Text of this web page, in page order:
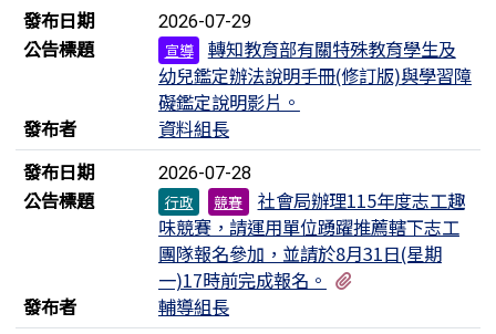
發布日期
2026-07-29
公告標題 宣導
轉知教育部有關特殊教育學生及
幼兒鑑定辦法說明手冊(修訂版)與學習障
礙鑑定說明影片。
發布者
資料組長
發布日期
2026-07-28
公告標題 行政 競賽
社會局辦理115年度志工趣
味競賽，請運用單位踴躍推薦轄下志工
團隊報名參加，並請於8月31日(星期
一)17時前完成報名。
發布者
輔導組長